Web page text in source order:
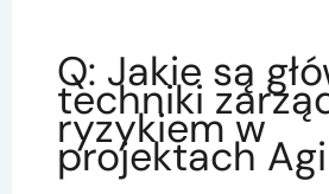
Q: Jakie są
techniki
ryzykiem w
projektach